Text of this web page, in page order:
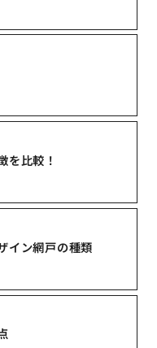
を比較！
イン網戸の種類